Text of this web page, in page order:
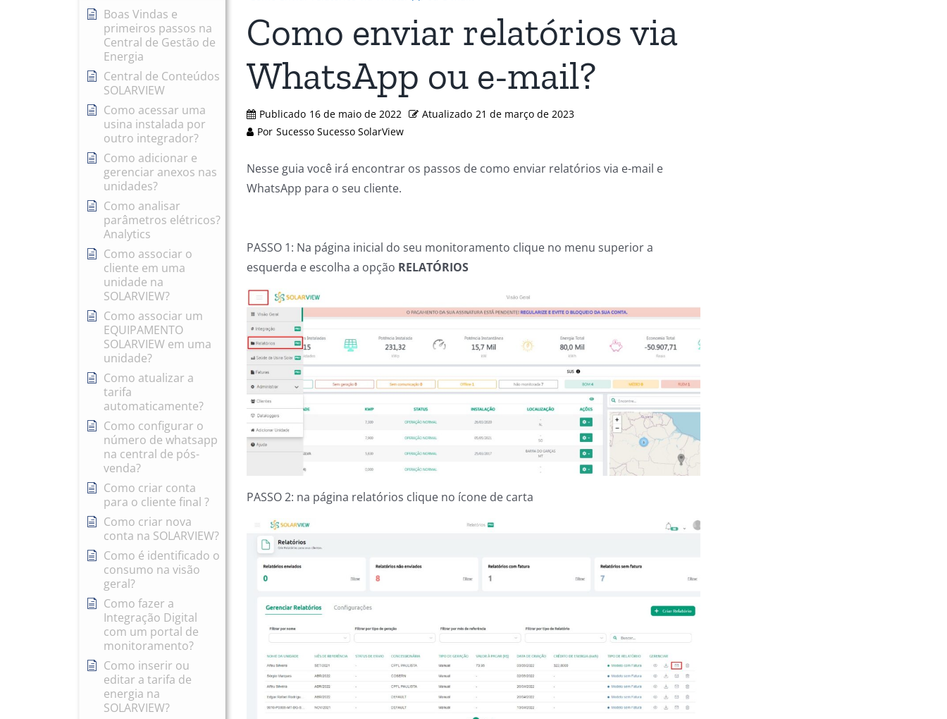
Boas Vindas e
primeiros passos na
Central de Gestão de
Energia
Central de Conteúdos
SOLARVIEW
Como acessar uma
usina instalada por
outro integrador?
Como adicionar e
gerenciar anexos nas
unidades?
Como analisar
parâmetros elétricos?
Analytics
Como associar o
cliente em uma
unidade na
SOLARVIEW?
Como associar um
EQUIPAMENTO
SOLARVIEW em uma
unidade?
Como atualizar a
tarifa
automaticamente?
Como configurar o
número de whatsapp
na central de pós-
venda?
Como criar conta
para o cliente final ?
Como criar nova
conta na SOLARVIEW?
Como é identificado o
consumo na visão
geral?
Como fazer a
Integração Digital
com um portal de
monitoramento?
Como inserir ou
editar a tarifa de
energia na
SOLARVIEW?
Como enviar relatórios via
WhatsApp ou e-mail?
Publicado 16 de maio de 2022 Atualizado 21 de março de 2023
Por Sucesso Sucesso SolarView
Nesse guia você irá encontrar os passos de como enviar relatórios via e-mail e
WhatsApp para o seu cliente.
PASSO 1: Na página inicial do seu monitoramento clique no menu superior a
esquerda e escolha a opção RELATÓRIOS
PASSO 2: na página relatórios clique no ícone de carta